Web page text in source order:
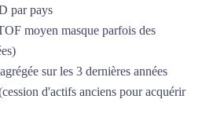
par pays
moyen masque parfois des
sur les 3 dernières années
d'actifs anciens pour acquérir